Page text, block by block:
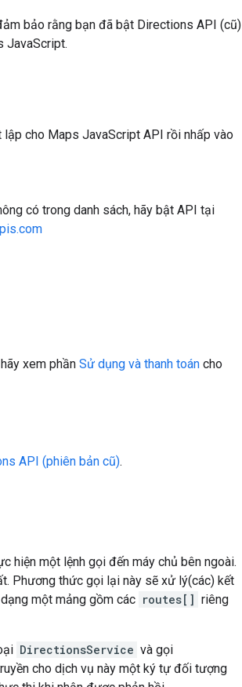
bảo rằng bạn đã bật Directions API (cũ)
JavaScript.
cho Maps JavaScript API rồi nhấp vào
có trong danh sách, hãy bật API tại
xem phần Sử dụng và thanh toán cho
API (phiên bản cũ).
hiện một lệnh gọi đến máy chủ bên ngoài.
Phương thức gọi lại này sẽ xử lý(các) kết
một mảng gồm các routes[] riêng
DirectionsService và gọi
cho dịch vụ này một ký tự đối tượng